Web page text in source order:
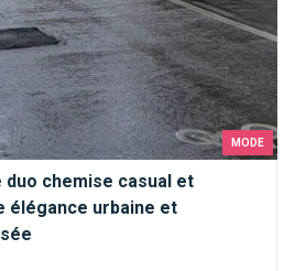
MODE
duo chemise casual et
élégance urbaine et